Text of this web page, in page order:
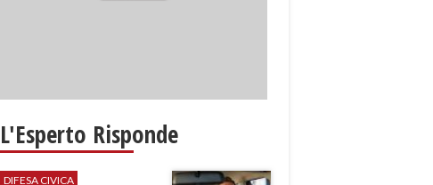
L'Esperto Risponde
DIFESA CIVICA